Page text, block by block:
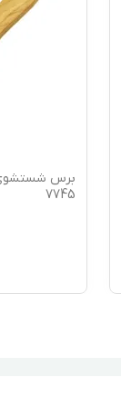
برس
7745